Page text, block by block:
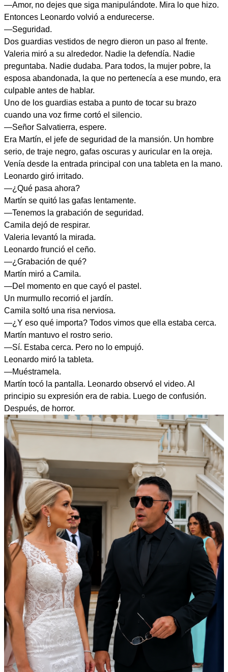
—Amor, no dejes que siga manipulándote. Mira lo que hizo.
Entonces Leonardo volvió a endurecerse.
—Seguridad.
Dos guardias vestidos de negro dieron un paso al frente.
Valeria miró a su alrededor. Nadie la defendía. Nadie
preguntaba. Nadie dudaba. Para todos, la mujer pobre, la
esposa abandonada, la que no pertenecía a ese mundo, era
culpable antes de hablar.
Uno de los guardias estaba a punto de tocar su brazo
cuando una voz firme cortó el silencio.
—Señor Salvatierra, espere.
Era Martín, el jefe de seguridad de la mansión. Un hombre
serio, de traje negro, gafas oscuras y auricular en la oreja.
Venía desde la entrada principal con una tableta en la mano.
Leonardo giró irritado.
—¿Qué pasa ahora?
Martín se quitó las gafas lentamente.
—Tenemos la grabación de seguridad.
Camila dejó de respirar.
Valeria levantó la mirada.
Leonardo frunció el ceño.
—¿Grabación de qué?
Martín miró a Camila.
—Del momento en que cayó el pastel.
Un murmullo recorrió el jardín.
Camila soltó una risa nerviosa.
—¿Y eso qué importa? Todos vimos que ella estaba cerca.
Martín mantuvo el rostro serio.
—Sí. Estaba cerca. Pero no lo empujó.
Leonardo miró la tableta.
—Muéstramela.
Martín tocó la pantalla. Leonardo observó el video. Al
principio su expresión era de rabia. Luego de confusión.
Después, de horror.